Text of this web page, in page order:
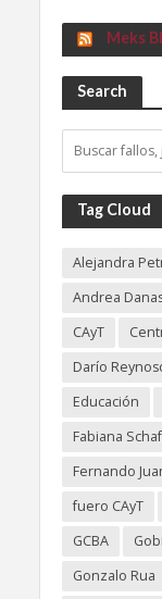
Meks
Search
Tag Cloud
Alejandra
Andrea
CAyT
Darío
Educación
Fabiana
Fernando
fuero CAyT
GCBA
Gonzalo Rua